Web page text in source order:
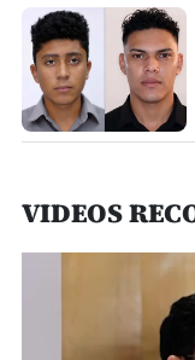
VIDEOS